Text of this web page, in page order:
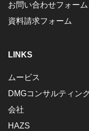
お問い合わせフォーム
資料請求フォーム
LINKS
ムービス
DMGコンサルティン
会社
HAZS